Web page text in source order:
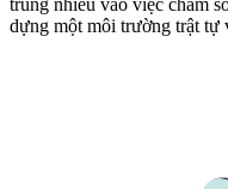
dựng một môi trường trật tự